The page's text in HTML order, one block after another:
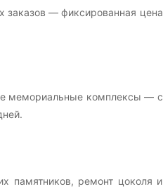
заказов — фиксированная цена
мемориальные комплексы — с
памятников, ремонт цоколя и